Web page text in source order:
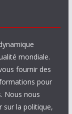
mondiale.
fournir des
pour
Nous nous
sur la politique,